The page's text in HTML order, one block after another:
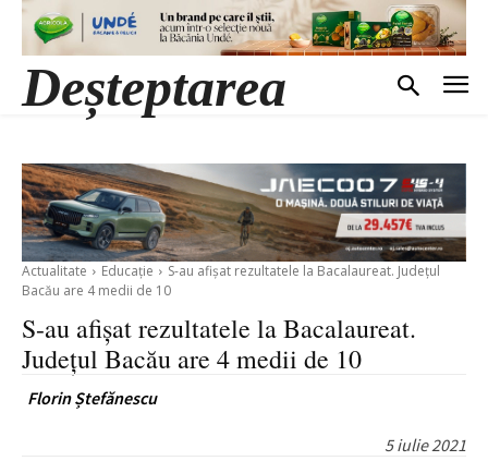
Deșteptarea
Actualitate Educație
S-au afișat rezultatele la Bacalaureat. Județul
Bacău are 4 medii de 10
S-au afișat rezultatele la Bacalaureat.
Județul Bacău are 4 medii de 10
Florin Ștefănescu
5 iulie 2021